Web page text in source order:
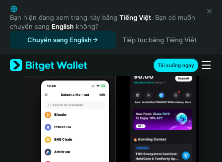
English
日本語
Tiếng Việt
Русский
Español (Latinoamérica)
Türkçe
Italiano
Português (Portugal)
Bahasa Indonesia
Bạn hiện đang xem trang này bằng Tiếng Việt. Bạn có muốn
chuyển sang English không?
Chuyển sang English
Tiếp tục bằng Tiếng Việt
Tải xuống ngay